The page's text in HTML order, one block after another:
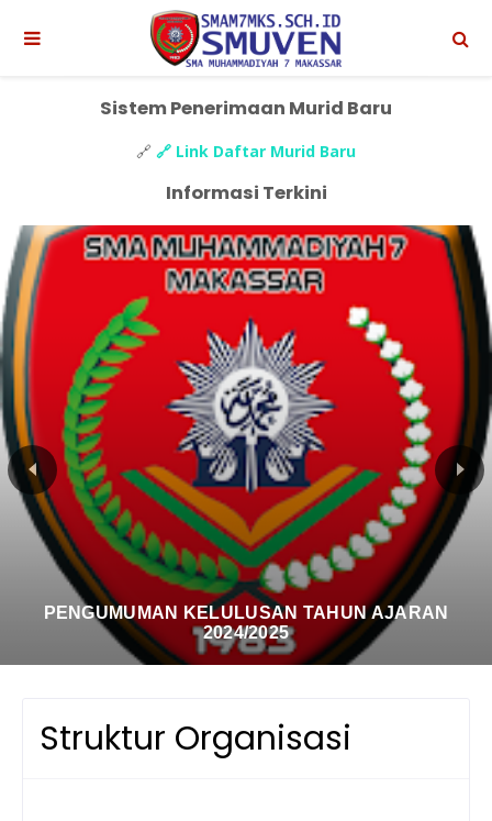
Sistem Penerimaan Murid Baru
🔗 🔗 Link Daftar Murid Baru
Informasi Terkini
PENGUMUMAN KELULUSAN TAHUN AJARAN
2024/2025
Struktur Organisasi